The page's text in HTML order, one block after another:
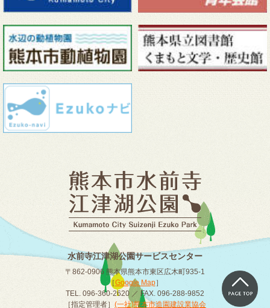
水前寺江津湖公園サービスセンター
〒862-0906 熊本県熊本市東区広木町935-1
［Google Map］
TEL. 096-360-2620 ／ FAX. 096-288-9852
［指定管理者］ (一社)熊本市造園建設業協会